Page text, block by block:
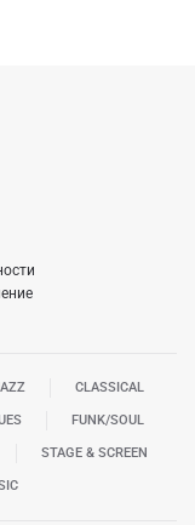
CLASSICAL
FUNK/SOUL
STAGE & SCREEN